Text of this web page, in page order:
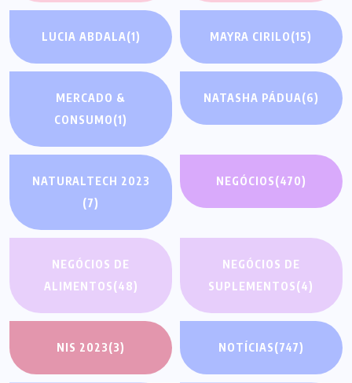
LUCIA ABDALA(1) MAYRA CIRILO(15)
MERCADO &
CONSUMO(1)
NATASHA PÁDUA(6)
NATURALTECH 2023
(7)
NEGÓCIOS(470)
NEGÓCIOS DE
ALIMENTOS(48)
NEGÓCIOS DE
SUPLEMENTOS(4)
NIS 2023(3) NOTÍCIAS(747)